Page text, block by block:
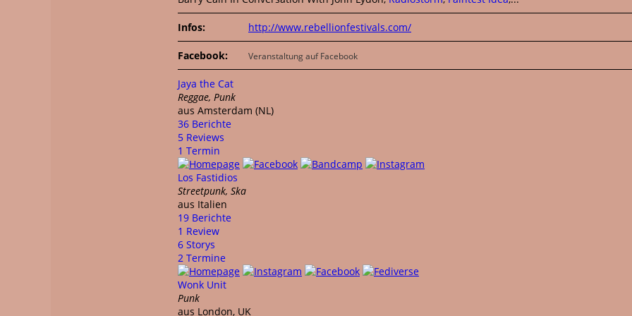
Infos: http://www.rebellionfestivals.com/
Facebook: Veranstaltung auf Facebook
Jaya the Cat
Reggae, Punk
aus Amsterdam (NL)
36 Berichte
5 Reviews
1 Termin
Los Fastidios
Streetpunk, Ska
aus Italien
19 Berichte
1 Review
6 Storys
2 Termine
Wonk Unit
Punk
aus London, UK